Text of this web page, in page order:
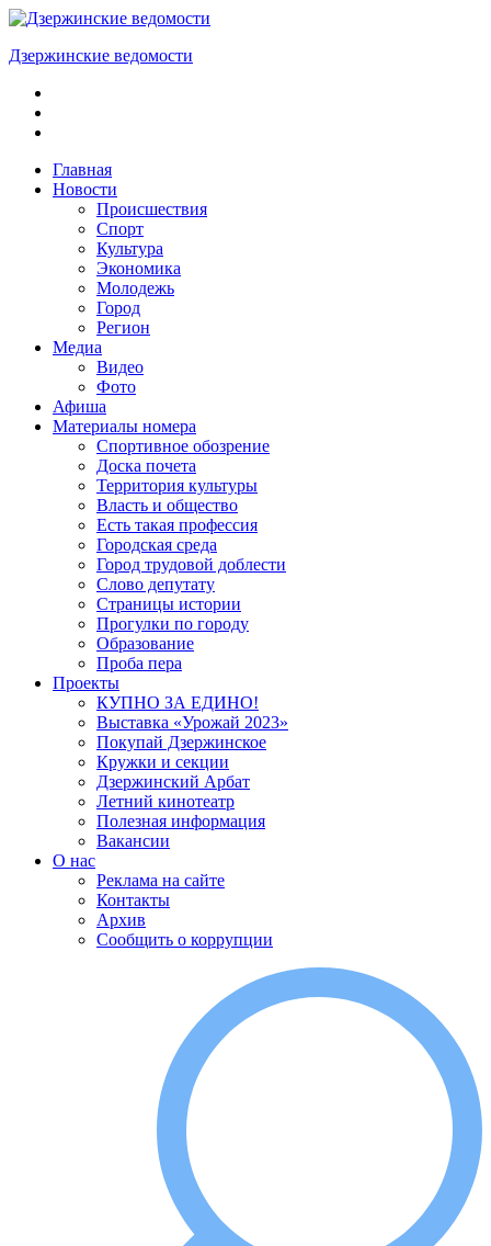
Skip
content
Дзержинские ведомости
ОБЩЕСТВЕННО-
ПОЛИТИЧЕСКАЯ
ГАЗЕТАГлавная
Новости
Происшествия
Спорт
Культура
Экономика
Молодежь
Город
Регион
Медиа
Видео
Фото
Афиша
Материалы номера
Спортивное обозрение
Доска почета
Территория культуры
Власть и общество
Есть такая профессия
Городская среда
Город трудовой доблести
Слово депутату
Страницы истории
Прогулки по городу
Образование
Проба пера
Проекты
КУПНО ЗА ЕДИНО!
Выставка «Урожай 2023»
Покупай Дзержинское
Кружки и секции
Дзержинский Арбат
Летний кинотеатр
Полезная информация
Вакансии
О нас
Реклама на сайте
Контакты
Архив
Сообщить о коррупции